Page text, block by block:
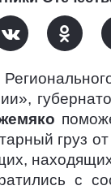
груз
с